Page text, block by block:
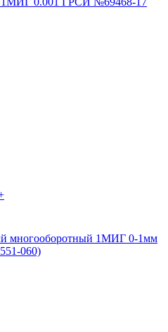
многооборотный 1МИГ 0-1мм
060)